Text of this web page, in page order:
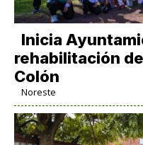
Inicia
rehabilitación
Colón
Noreste